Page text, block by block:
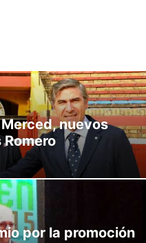
nuevos
por la promoción